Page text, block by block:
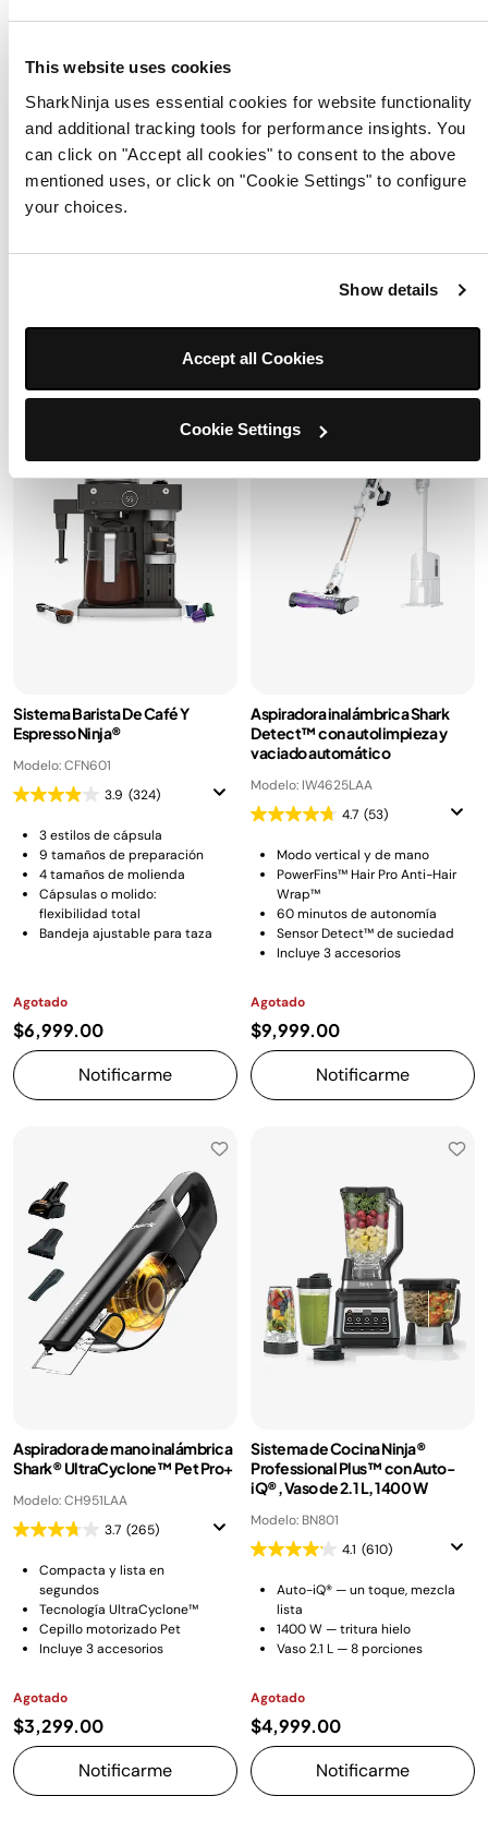
This website uses cookies
SharkNinja uses essential cookies for website functionality
and additional tracking tools for performance insights. You
can click on "Accept all cookies" to consent to the above
mentioned uses, or click on "Cookie Settings" to configure
your choices.
Show details
Accept all Cookies
Cookie Settings
Sistema de Cocina Ninja® Intelli-
2.1 L, 1500 W
(35)
Intelli-Sense™ — detecta
ingredientes
Auto-iQ® — ajusta solo
1500 W — el más potente CT
Nevera portátil dura de 30
(133)
$2,599.00 Precio
$5,399.00
Sistema Barista De Café Y
Espresso Ninja®
Modelo: CFN601
3.9 (324)
3 estilos de cápsula
9 tamaños de preparación
4 tamaños de molienda
Cápsulas o molido:
flexibilidad total
Bandeja ajustable para taza
Agotado
$6,999.00
Notificarme
Aspiradora inalámbrica Shark
Detect™ con autolimpieza y
vaciado automático
Modelo: IW4625LAA
4.7 (53)
Modo vertical y de mano
PowerFins™ Hair Pro Anti-Hair
Wrap™
60 minutos de autonomía
Sensor Detect™ de suciedad
Incluye 3 accesorios
Agotado
$9,999.00
Notificarme
Aspiradora de mano inalámbrica
Shark® UltraCyclone™ Pet Pro+
Modelo: CH951LAA
3.7 (265)
Compacta y lista en
segundos
Tecnología UltraCyclone™
Cepillo motorizado Pet
Incluye 3 accesorios
Agotado
$3,299.00
Notificarme
Sistema de Cocina Ninja®
Professional Plus™ con Auto-
iQ®, Vaso de 2.1 L, 1400 W
Modelo: BN801
4.1 (610)
Auto-iQ® — un toque, mezcla
lista
1400 W — tritura hielo
Vaso 2.1 L — 8 porciones
Agotado
$4,999.00
Notificarme